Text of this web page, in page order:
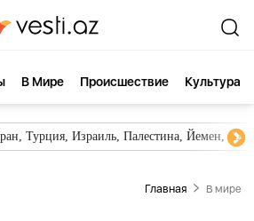
В Мире Происшествие Культура
Турция, Израиль, Палестина, Йемен,
Главная В мире